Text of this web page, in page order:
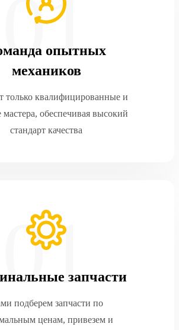
опытных
механиков
только квалифицированные и
обеспечивая высокий
стандарт качества
запчасти
подберем запчасти по
ценам, привезем и